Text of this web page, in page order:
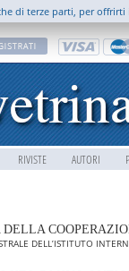
RIVISTE AUTORI
di terze parti, per
DELLA
DELL’ISTITUTO